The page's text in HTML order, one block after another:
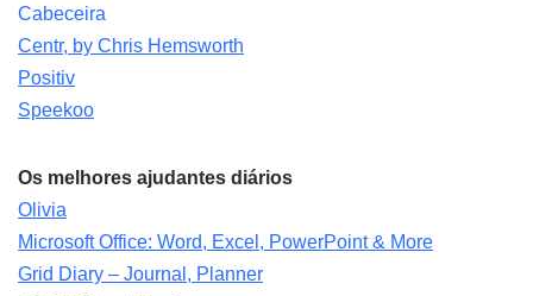
Cabeceira
Centr, by Chris Hemsworth
Positiv
Speekoo
Os melhores ajudantes diários
Olivia
Microsoft Office: Word, Excel, PowerPoint & More
Grid Diary – Journal, Planner